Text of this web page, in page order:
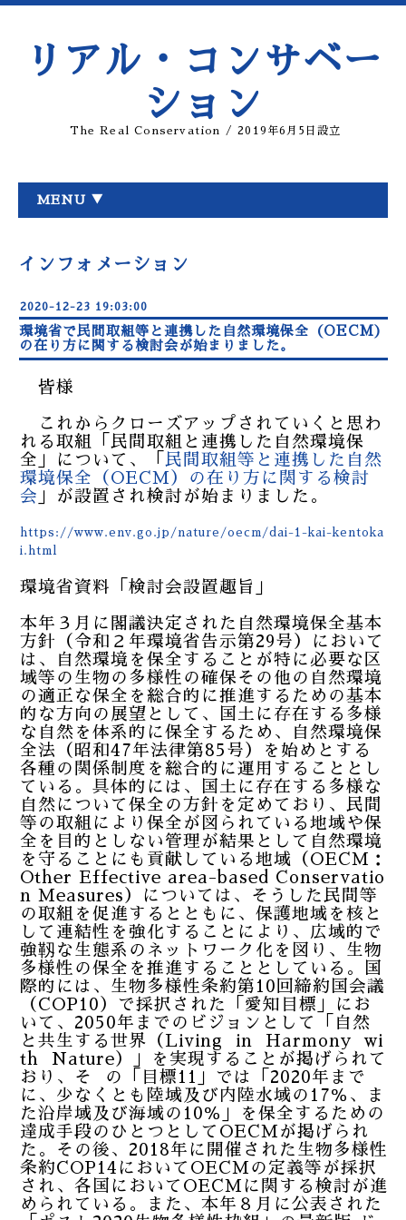
リアル・コンサベー
ション
The Real Conservation / 2019年6月5日設立
MENU ▼
インフォメーション
2020-12-23 19:03:00
環境省で民間取組等と連携した自然環境保全（OECM）
の在り方に関する検討会が始まりました。
皆様
これからクローズアップされていくと思わ
れる取組「民間取組と連携した自然環境保
全」について、「 民間取組等と連携した自然
環境保全（OECM）の在り方に関する検討
会 」が設置され検討が始まりました。
https://www.env.go.jp/nature/oecm/dai-1-kai-kentoka
i.html
環境省資料「検討会設置趣旨」
本年３月に閣議決定された自然環境保全基本
方針（令和２年環境省告示第29号）において
は、自然環境を保全することが特に必要な区
域等の生物の多様性の確保その他の自然環境
の適正な保全を総合的に推進するための基本
的な方向の展望として、国土に存在する多様
な自然を体系的に保全するため、自然環境保
全法（昭和47年法律第85号）を始めとする
各種の関係制度を総合的に運用することとし
ている。具体的には、国土に存在する多様な
自然について保全の方針を定めており、民間
等の取組により保全が図られている地域や保
全を目的としない管理が結果として自然環境
を守ることにも貢献している地域（OECM：
Other Effective area-based Conservatio
n Measures）については、そうした民間等
の取組を促進するとともに、保護地域を核と
して連結性を強化することにより、広域的で
強靱な生態系のネットワーク化を図り、生物
多様性の保全を推進することとしている。国
際的には、生物多様性条約第10回締約国会議
（COP10）で採択された「愛知目標」にお
いて、2050年までのビジョンとして「自然
と共生する世界（Living in Harmony wi
th Nature）」を実現することが掲げられて
おり、そ の「目標11」では「2020年まで
に、少なくとも陸域及び内陸水域の17％、ま
た沿岸域及び海域の10％」を保全するための
達成手段のひとつとしてOECMが掲げられ
た。その後、2018年に開催された生物多様性
条約COP14においてOECMの定義等が採択
され、各国においてOECMに関する検討が進
められている。また、本年８月に公表された